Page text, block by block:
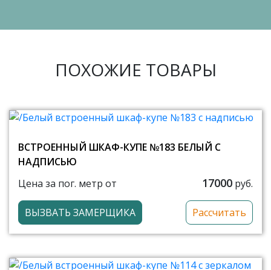
ПОХОЖИЕ ТОВАРЫ
ВСТРОЕННЫЙ ШКАФ-КУПЕ №183 БЕЛЫЙ С
НАДПИСЬЮ
Цена за пог. метр от
17000 руб.
ВЫЗВАТЬ ЗАМЕРЩИКА Рассчитать